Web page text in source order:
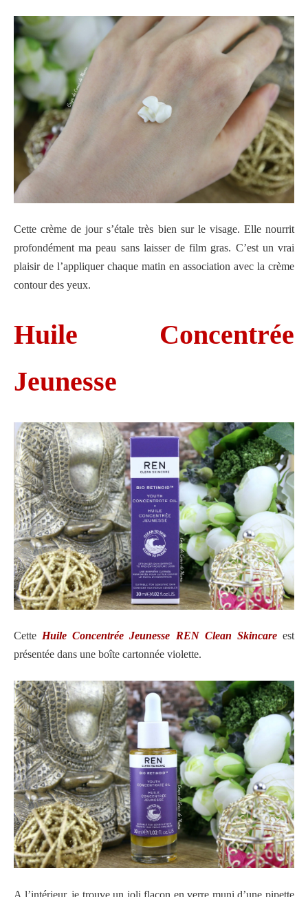
Cette crème de jour s’étale très bien sur le visage. Elle nourrit
profondément ma peau sans laisser de film gras. C’est un vrai
plaisir de l’appliquer chaque matin en association avec la crème
contour des yeux.
Huile Concentrée
Jeunesse
CetteHuile Concentrée Jeunesse REN Clean Skincareest
présentée dans une boîte cartonnée violette.
A l’intérieur, je trouve un joli flacon en verre muni d’une pipette